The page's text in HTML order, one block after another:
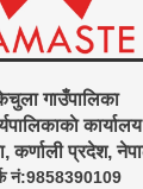
गाउँपालिका
कार्यालय
नं:9858390109